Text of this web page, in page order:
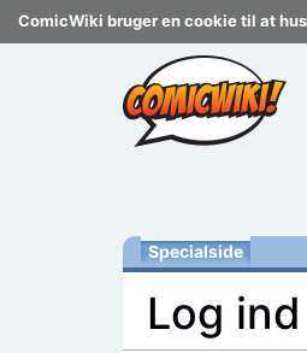
ComicWiki bruger en cookie til at
Specialside
Log ind